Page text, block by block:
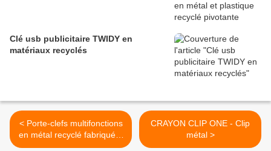
Clé usb publicitaire TWIDY en
matériaux recyclés
< Porte-clefs multifonctions
en métal recyclé fabriqué à
partir de culasses de
CRAYON CLIP ONE - Clip
métal >